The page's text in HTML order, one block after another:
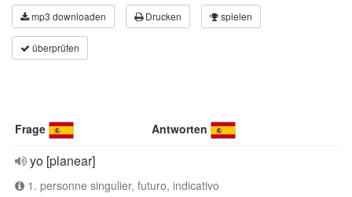
mp3 downloaden Drucken spielen
überprüfen
Frage Antworten
yo [planear]
1. personne singulier, futuro, indicativo